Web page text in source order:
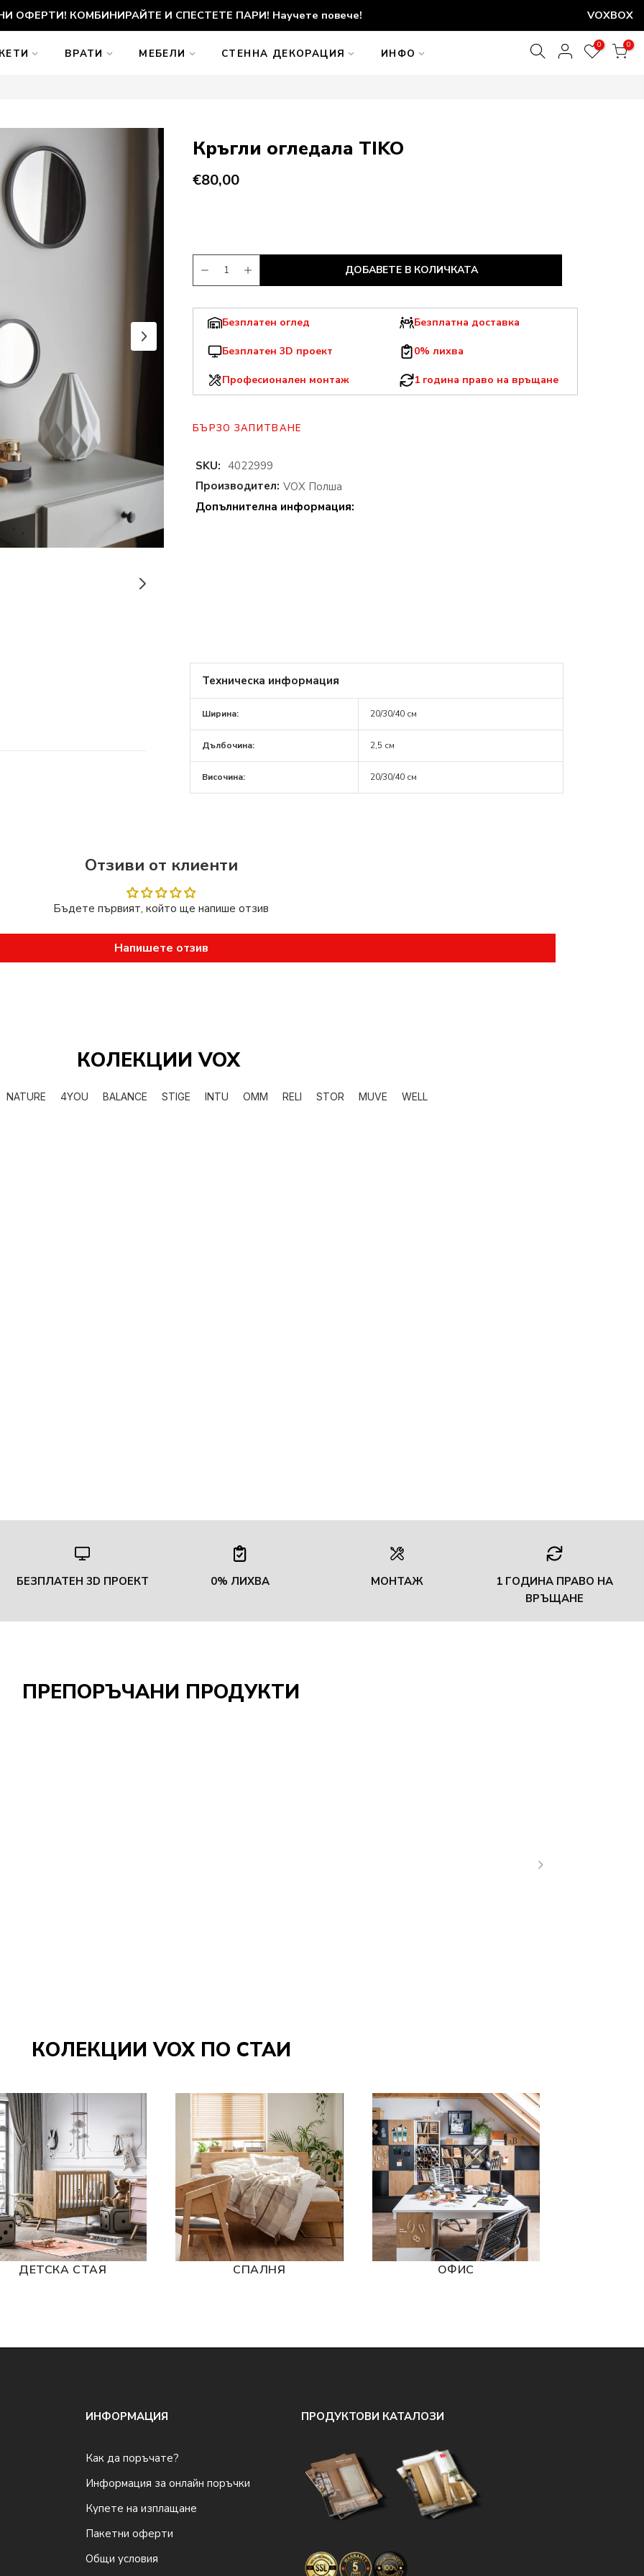
ОФЕРТИ! КОМБИНИРАЙТЕ И СПЕСТЕТЕ ПАРИ! Научете повече! VOXBOX
ВРАТИ МЕБЕЛИ СТЕННА ДЕКОРАЦИЯ ИНФО
0 0
Кръгли огледала TIKO
€80,00
ДОБАВЕТЕ В КОЛИЧКАТА
Безплатен оглед
Безплатен 3D проект
Професионален монтаж
Безплатна доставка
0% лихва
1 година право на връщане
БЪРЗО ЗАПИТВАНЕ
SKU: 4022999
Производител: VOX Полша
Допълнителна информация:
стила на интериора
Техническа информация
Ширина: 20/30/40 см
Дълбочина: 2,5 см
Височина: 20/30/40 см
Отзиви от клиенти
Бъдете първият, който ще напише отзив
Напишете отзив
КОЛЕКЦИИ VOX
NATURE 4YOU BALANCE STIGE INTU OMM RELI STOR MUVE WELL
БЕЗПЛАТЕН 3D ПРОЕКТ 0% ЛИХВА МОНТАЖ
1 ГОДИНА ПРАВО НА
ВРЪЩАНЕ
ПРЕПОРЪЧАНИ ПРОДУКТИ
КОЛЕКЦИИ VOX ПО СТАИ
ДЕТСКА СТАЯ СПАЛНЯ ОФИС
ИНФОРМАЦИЯ
Как да поръчате?
Информация за онлайн поръчки
Купете на изплащане
Пакетни оферти
Общи условия
ПРОДУКТОВИ КАТАЛОЗИ